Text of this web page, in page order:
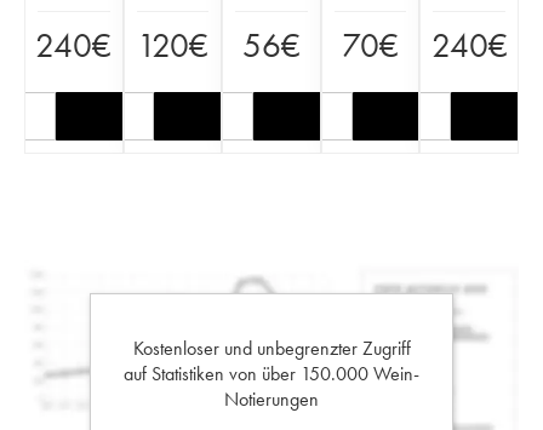
240€ 120€ 56€ 70€ 240€
Kostenloser und unbegrenzter Zugriff
auf Statistiken von über 150.000 Wein-
Notierungen